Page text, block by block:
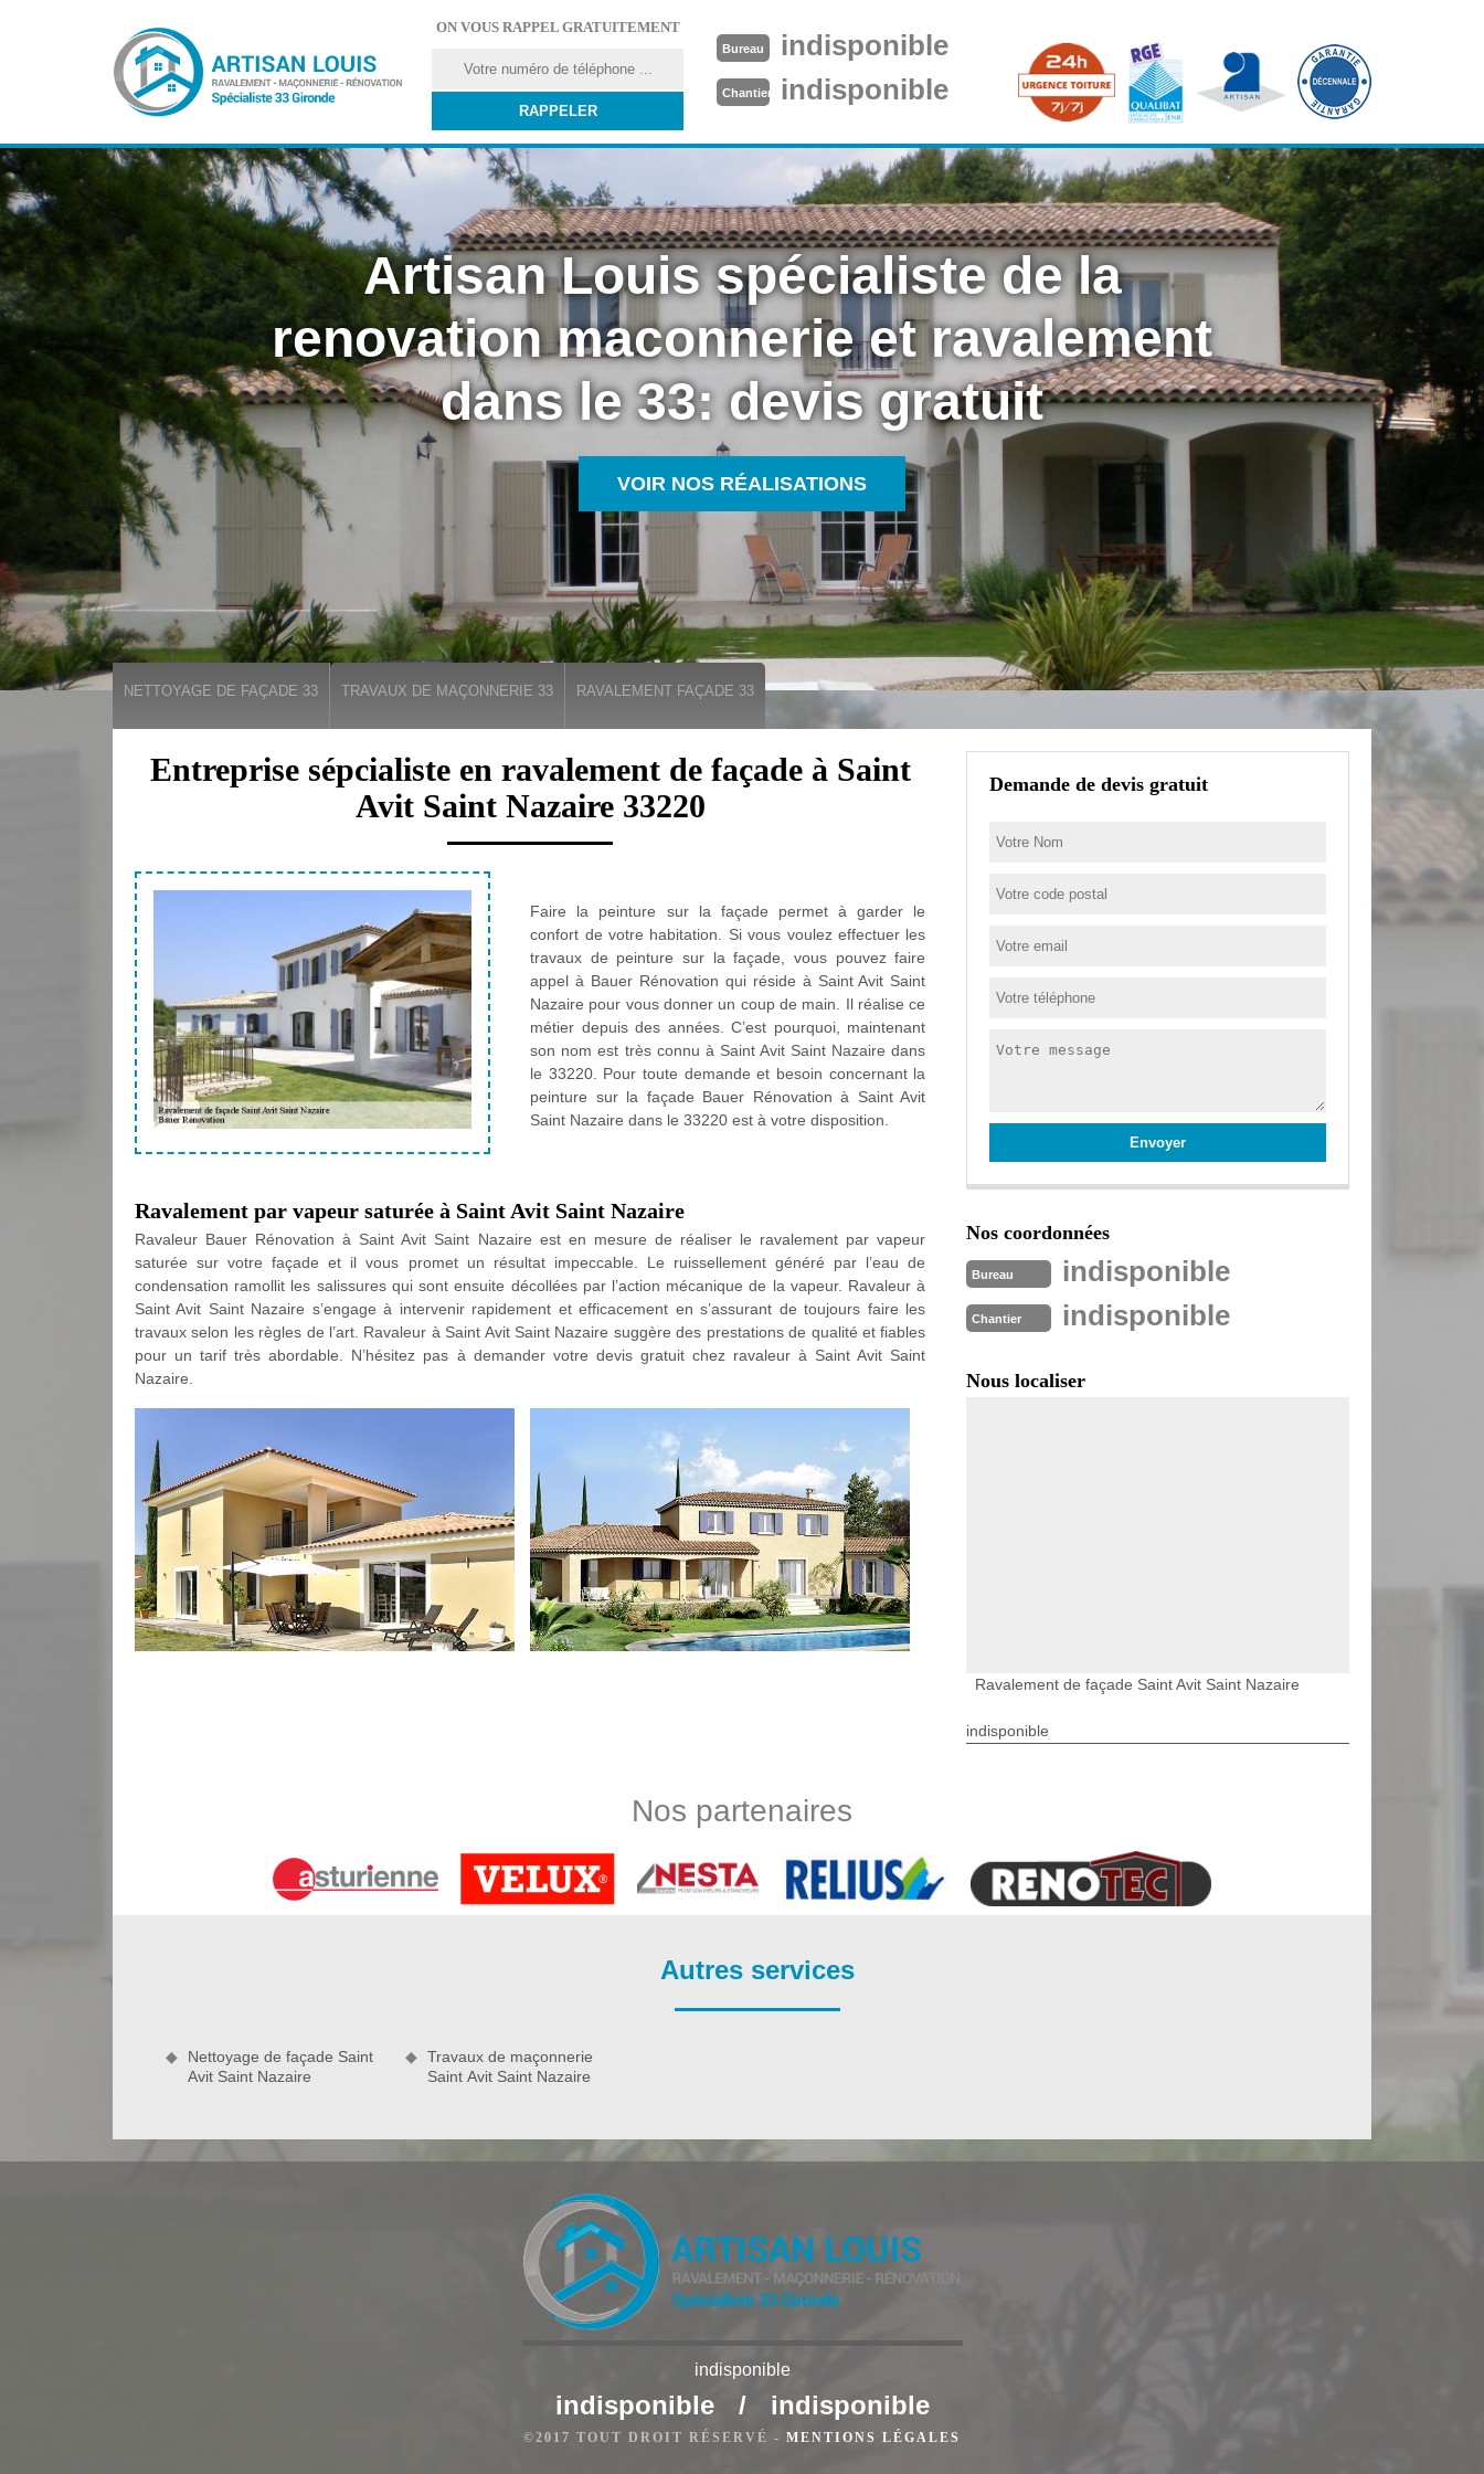
ON VOUS RAPPEL GRATUITEMENT
Bureau indisponible
Chantier indisponible
Artisan Louis spécialiste de la
renovation maconnerie et ravalement
dans le 33: devis gratuit
VOIR NOS RÉALISATIONS
NETTOYAGE DE FAÇADE 33 TRAVAUX DE MAÇONNERIE 33 RAVALEMENT FAÇADE 33
Entreprise sépcialiste en ravalement de façade à Saint
Avit Saint Nazaire 33220
Faire la peinture sur la façade permet à garder le
confort de votre habitation. Si vous voulez effectuer les
travaux de peinture sur la façade, vous pouvez faire
appel à Bauer Rénovation qui réside à Saint Avit Saint
Nazaire pour vous donner un coup de main. Il réalise ce
métier depuis des années. C’est pourquoi, maintenant
son nom est très connu à Saint Avit Saint Nazaire dans
le 33220. Pour toute demande et besoin concernant la
peinture sur la façade Bauer Rénovation à Saint Avit
Saint Nazaire dans le 33220 est à votre disposition.
Ravalement par vapeur saturée à Saint Avit Saint Nazaire
Ravaleur Bauer Rénovation à Saint Avit Saint Nazaire est en mesure de réaliser le ravalement par vapeur
saturée sur votre façade et il vous promet un résultat impeccable. Le ruissellement généré par l’eau de
condensation ramollit les salissures qui sont ensuite décollées par l’action mécanique de la vapeur. Ravaleur à
Saint Avit Saint Nazaire s’engage à intervenir rapidement et efficacement en s’assurant de toujours faire les
travaux selon les règles de l’art. Ravaleur à Saint Avit Saint Nazaire suggère des prestations de qualité et fiables
pour un tarif très abordable. N’hésitez pas à demander votre devis gratuit chez ravaleur à Saint Avit Saint
Nazaire.
techniques de pose crépi. Ainsi, selon vos besoins et vos attentes, ravaleur à Saint Avit Saint Nazaire est apte à
faire un crépi avec une finition talochée, avec une finition rustique, avec une finition écrasée ou avec une finition
grattée. Pour votre crépi façade à Saint Avit Saint Nazaire, n’hésitez pas à recourir aux services de l’entreprise
Bauer Rénovation, spécialiste en ravalement de façade dans tout le 33220.
couleur. Dès lors, il sera important de rejointoyer votre mur pour lui rendre son aspect initial. Le rejointage de
qualité et fiables pour un tarif concurrentiel.
Nettoyage de votre mur extérieur à Saint Avit Saint Nazaire
Demande de devis gratuit
Nos coordonnées
Bureau indisponible
Chantier indisponible
Nous localiser
Ravalement de façade Saint Avit Saint Nazaire
indisponible
Nos partenaires
Autres services
Nettoyage de façade Saint
Avit Saint Nazaire
Travaux de maçonnerie
Saint Avit Saint Nazaire
indisponible
indisponible / indisponible
©2017 TOUT DROIT RÉSERVÉ - MENTIONS LÉGALES